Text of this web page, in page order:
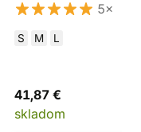
5×
S M L
41,87 €
skladom